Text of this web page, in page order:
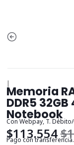
|
Memoria
DDR5
Notebook
Con Webpay, T.
$113.554
Pago con transferencia.